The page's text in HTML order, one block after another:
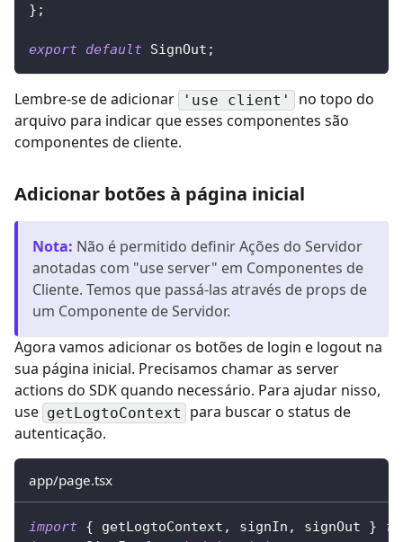
} ;
export default SignOut ;
Lembre-se de adicionar 'use client'
no topo do
arquivo para indicar que esses componentes são
componentes de cliente.
Adicionar botões à página inicial
Nota: Não é permitido definir Ações do Servidor
anotadas com "use server" em Componentes de
Cliente. Temos que passá-las através de props de
um Componente de Servidor.
Agora vamos adicionar os botões de login e logout na
sua página inicial. Precisamos chamar as server
actions do SDK quando necessário. Para ajudar nisso,
use getLogtoContext
para buscar o status de
autenticação.
app/page.tsx
import { getLogtoContext , signIn , signOut }